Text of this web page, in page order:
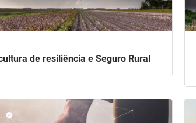
de resiliência e Seguro Rural